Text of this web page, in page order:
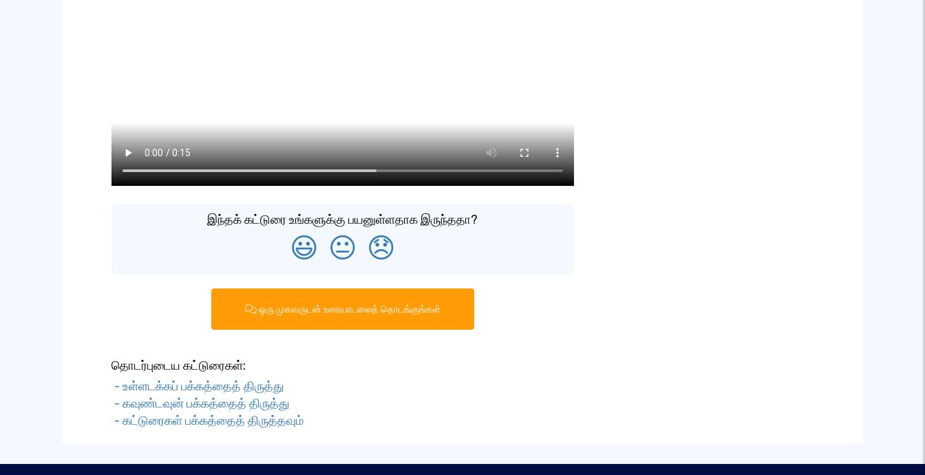
இந்தக் கட்டுரை உங்களுக்கு பயனுள்ளதாக இருந்ததா?
😃 😐 😞
ஒரு முகவருடன் உரையாடலைத் தொடங்குங்கள்
தொடர்புடைய கட்டுரைகள்:
- உள்ளடக்கப் பக்கத்தைத் திருத்து
- கவுண்டவுன் பக்கத்தைத் திருத்து
- கட்டுரைகள் பக்கத்தைத் திருத்தவும்